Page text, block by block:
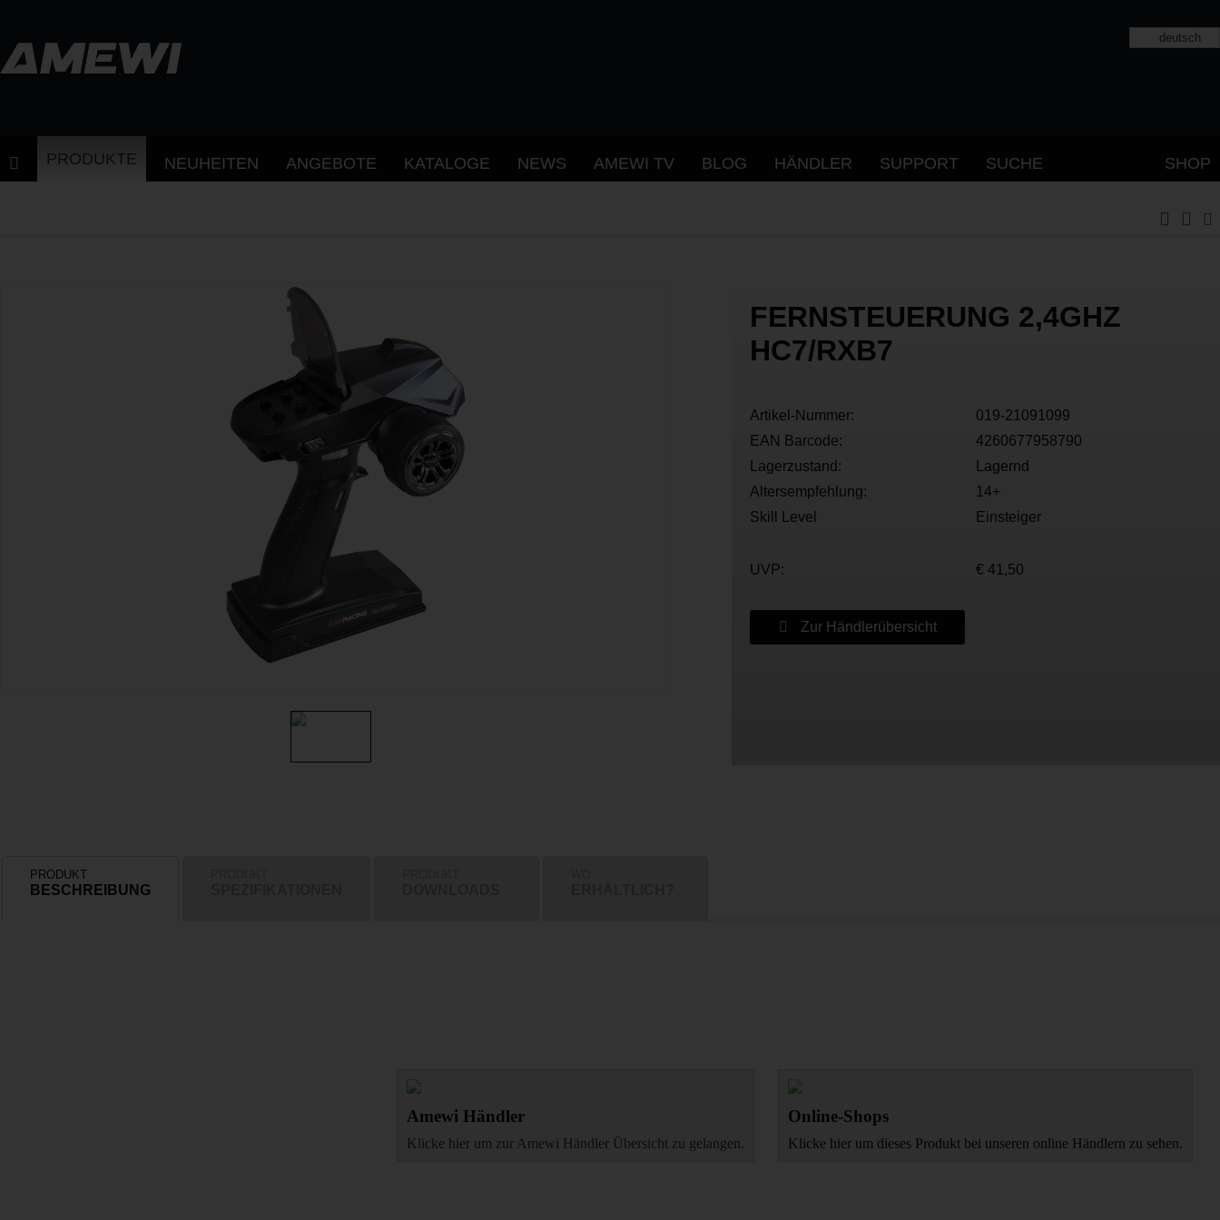
deutsch
PRODUKTE NEUHEITEN ANGEBOTE KATALOGE NEWS AMEWI TV BLOG HÄNDLER SUPPORT SUCHE SHOP
FERNSTEUERUNG 2,4GHZ
HC7/RXB7
Artikel-Nummer:
019-21091099
EAN Barcode:
4260677958790
Lagerzustand:
Lagernd
Altersempfehlung:
14+
Skill Level
Einsteiger
UVP: € 41,50
Zur Händlerübersicht
PRODUKT
BESCHREIBUNG
Amewi Händler
Klicke hier um zur Amewi Händler Übersicht zu gelangen.
Online-Shops
Klicke hier um dieses Produkt bei unseren online Händlern zu sehen.